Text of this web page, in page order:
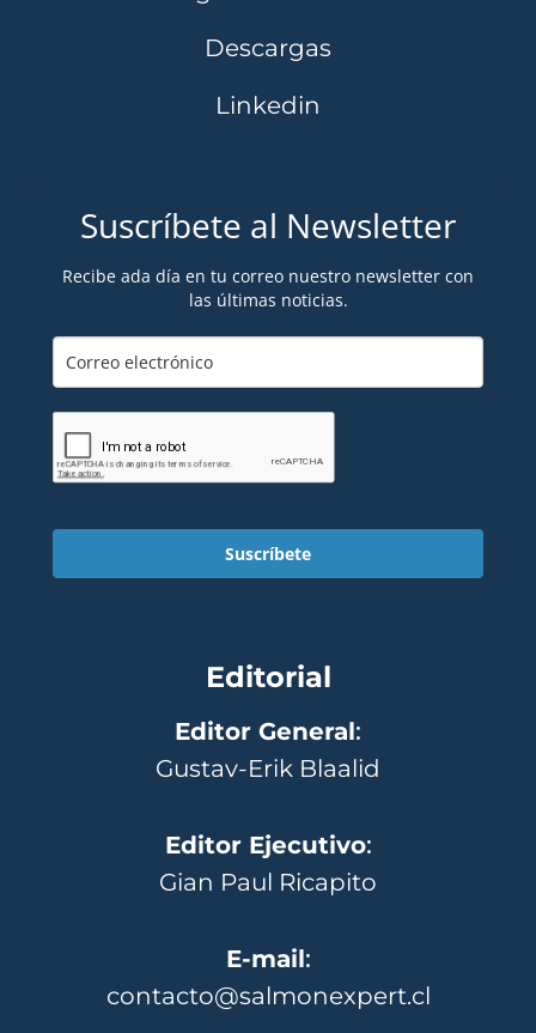
Descargas
Linkedin
Suscríbete al Newsletter
Recibe ada día en tu correo nuestro newsletter con
las últimas noticias.
Suscríbete
Editorial
Editor General:
Gustav-Erik Blaalid
Editor Ejecutivo:
Gian Paul Ricapito
E-mail:
contacto@salmonexpert.cl